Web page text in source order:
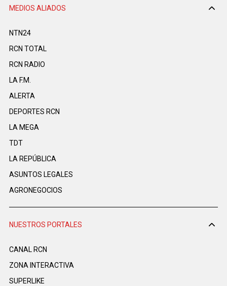
MEDIOS ALIADOS
NTN24
RCN TOTAL
RCN RADIO
LA F.M.
ALERTA
DEPORTES RCN
LA MEGA
TDT
LA REPÚBLICA
ASUNTOS LEGALES
AGRONEGOCIOS
NUESTROS PORTALES
CANAL RCN
ZONA INTERACTIVA
SUPERLIKE